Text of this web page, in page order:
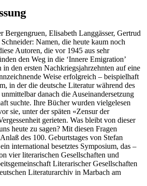
Bergengruen, Elisabeth Langgässer, Gertrud
Namen, die heute kaum noch
Autoren, die vor 1945 aus sehr
den Weg in die ‘Innere Emigration’
in den ersten Nachkriegsjahrzehnten auf eine
Weise erfolgreich – beispielhaft
in der die deutsche Literatur während des
danach die Auseinandersetzung
suchte. Ihre Bücher wurden vielgelesen
sie, unter der späten «Zensur der
gerieten. Was bleibt von dieser
heute zu sagen? Mit diesen Fragen
des 100. Geburtstages von Stefan
international besetztes Symposium, das –
vier literarischen Gesellschaften und
Literarischer Gesellschaften
Literaturarchiv in Marbach am